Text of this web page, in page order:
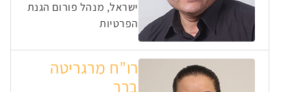
ישראל, מנהל פורום הגנת
הפרטיות
רו”ח מרגריטה
ברר